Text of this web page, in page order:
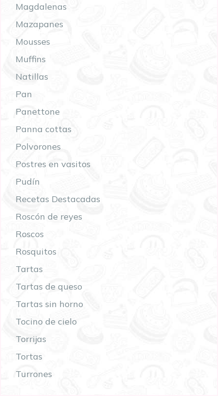
Magdalenas
Mazapanes
Mousses
Muffins
Natillas
Pan
Panettone
Panna cottas
Polvorones
Postres en vasitos
Pudín
Recetas Destacadas
Roscón de reyes
Roscos
Rosquitos
Tartas
Tartas de queso
Tartas sin horno
Tocino de cielo
Torrijas
Tortas
Turrones